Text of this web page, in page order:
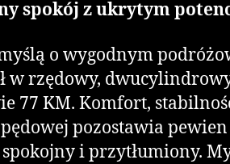
spokój z ukrytym
o wygodnym
w rzędowy,
77 KM. Komfort,
pozostawia
i przytłumiony.